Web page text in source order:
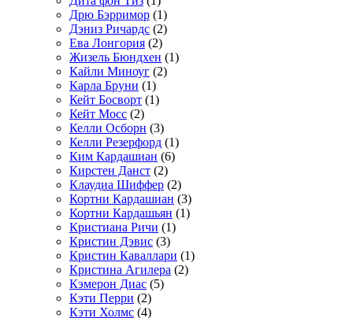
Дрю Бэрримор (1)
Дэниз Ричардс (2)
Ева Лонгория (2)
Жизель Бюндхен (1)
Кайли Миноуг (2)
Карла Бруни (1)
Кейт Босворт (1)
Кейт Мосс (2)
Келли Осборн (3)
Келли Резерфорд (1)
Ким Кардашиан (6)
Кирстен Данст (2)
Клаудиа Шиффер (2)
Кортни Кардашиан (3)
Кортни Кардашьян (1)
Кристиана Ричи (1)
Кристин Дэвис (3)
Кристин Каваллари (1)
Кристина Агилера (2)
Кэмерон Диас (5)
Кэти Перри (2)
Кэти Холмс (4)